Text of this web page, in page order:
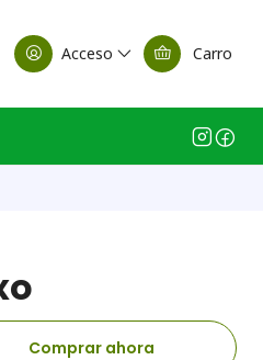
Acceso Carro
Comprar ahora